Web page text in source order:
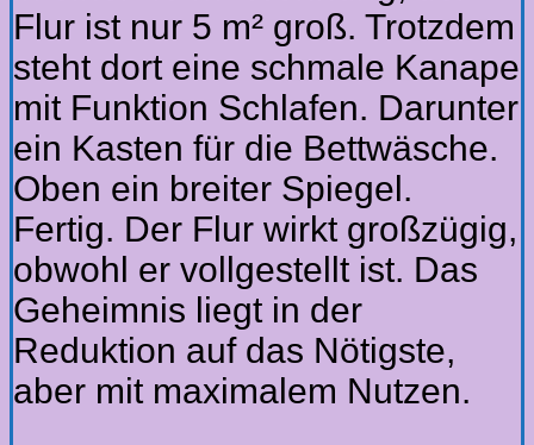
Flur ist nur 5 m² groß. Trotzdem
steht dort eine schmale Kanape
mit Funktion Schlafen. Darunter
ein Kasten für die Bettwäsche.
Oben ein breiter Spiegel.
Fertig. Der Flur wirkt großzügig,
obwohl er vollgestellt ist. Das
Geheimnis liegt in der
Reduktion auf das Nötigste,
aber mit maximalem Nutzen.